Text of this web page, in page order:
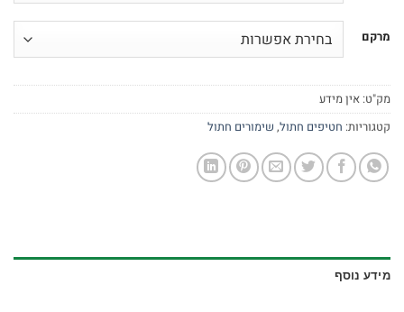
מרקם
מק"ט: אין מידע
קטגוריות: חטיפים חתול, שימורים חתול
מידע נוסף